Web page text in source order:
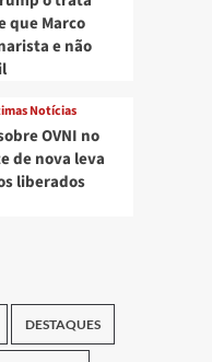
que Marco
e não
Notícias
OVNI no
de nova leva
liberados
DESTAQUES